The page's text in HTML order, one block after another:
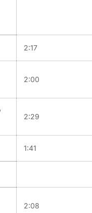
2:17
2:00
2:29
1:41
2:08